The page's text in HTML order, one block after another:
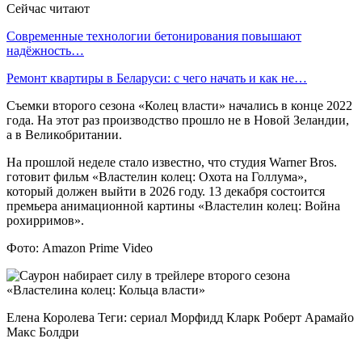
Сейчас читают
Современные технологии бетонирования повышают
надёжность…
Ремонт квартиры в Беларуси: с чего начать и как не…
Съемки второго сезона «Колец власти» начались в конце 2022
года. На этот раз производство прошло не в Новой Зеландии,
а в Великобритании.
На прошлой неделе стало известно, что студия Warner Bros.
готовит фильм «Властелин колец: Охота на Голлума»,
который должен выйти в 2026 году. 13 декабря состоится
премьера анимационной картины «Властелин колец: Война
рохирримов».
Фото: Amazon Prime Video
Елена Королева Теги: сериал Морфидд Кларк Роберт Арамайо
Макс Болдри